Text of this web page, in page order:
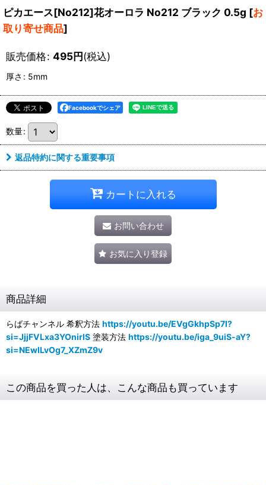
ピカエース[No212]花オーロラ No212 ブラック 0.5g [お
取り寄せ商品]
販売価格: 495円(税込)
厚さ : 5mm
Facebookでシェア
数量:
返品特約に関する重要事項
カートに入れる
お問い合わせ
お気に入り登録
商品詳細
らばチャンネル 希釈方法 https://youtu.be/EVgGkhpSp7I?
si=JjjFVLxa3YOnirlS 塗装方法 https://youtu.be/iga_9uiS-aY?
si=NEwILvOg7_XZmZ9v
この商品を買った人は、こんな商品も買っています